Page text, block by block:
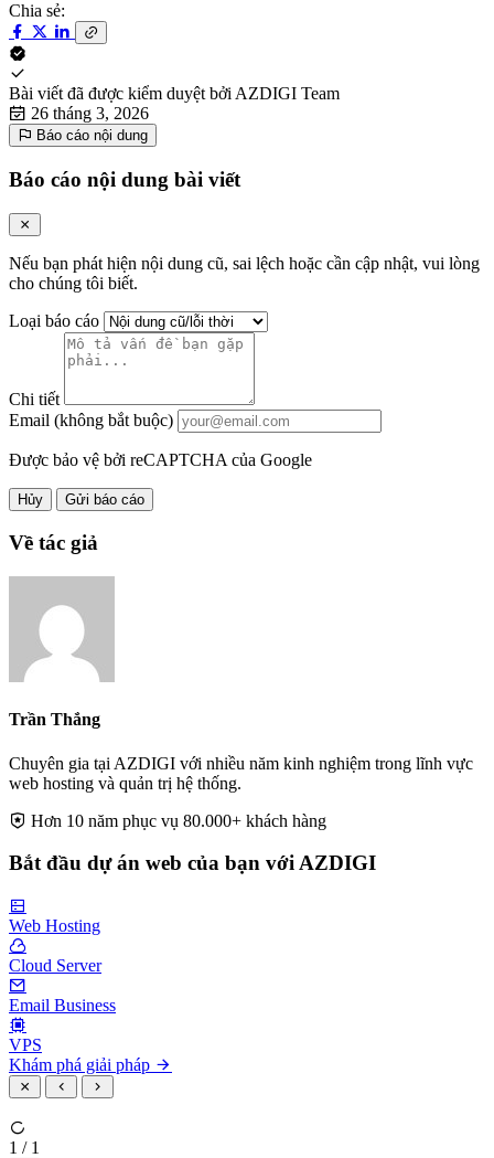
Chia sẻ:
Bài viết đã được kiểm duyệt bởi AZDIGI Team
26 tháng 3, 2026
Báo cáo nội dung
Báo cáo nội dung bài viết
Nếu bạn phát hiện nội dung cũ, sai lệch hoặc cần cập nhật, vui lòng
cho chúng tôi biết.
Loại báo cáo
Chi tiết
Email (không bắt buộc)
Được bảo vệ bởi reCAPTCHA của Google
Hủy Gửi báo cáo
Về tác giả
Trần Thắng
Chuyên gia tại AZDIGI với nhiều năm kinh nghiệm trong lĩnh vực
web hosting và quản trị hệ thống.
Hơn 10 năm phục vụ 80.000+ khách hàng
Bắt đầu dự án web của bạn với AZDIGI
Web Hosting
Cloud Server
Email Business
VPS
Khám phá giải pháp
1 / 1